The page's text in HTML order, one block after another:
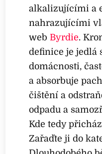
alkalizujícími a
nahrazujícími
webByrdie.
definice je jedlá
domácnosti,
a absorbuje
čištění a
odpadu a
Kde tedy
Zařaďte ji do